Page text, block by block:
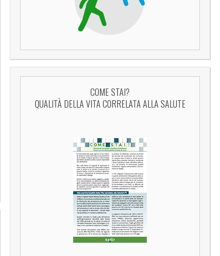
COME STAI?
QUALITÀ DELLA VITA CORRELATA ALLA SALUTE